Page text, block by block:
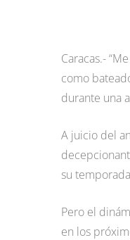
Caracas.-
como
durante una
A juicio del
su
Pero el
en los